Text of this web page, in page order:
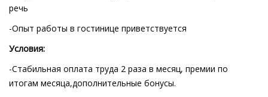
речь
-Опыт работы в гостинице приветствуется
Условия:
-Стабильная оплата труда 2 раза в месяц, премии по
итогам месяца,дополнительные бонусы.